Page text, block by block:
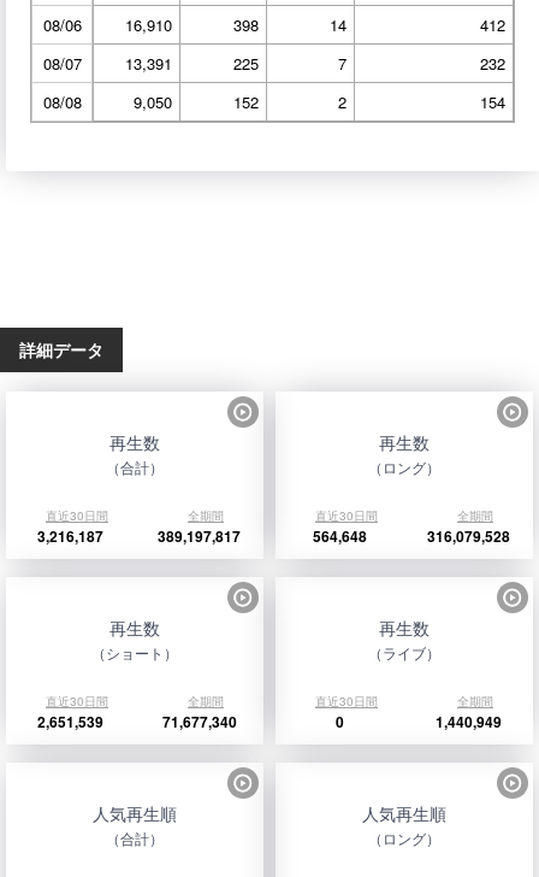
08/06
16,910 398 14
412
08/07
13,391 225 7
232
08/08
9,050 152 2 154
詳細データ
再生数
（合計）
直近30日間 全期間
3,216,187 389,197,817
再生数
（ロング）
直近30日間 全期間
564,648 316,079,528
再生数
（ショート）
直近30日間 全期間
2,651,539 71,677,340
再生数
（ライブ）
直近30日間 全期間
0 1,440,949
人気再生順
（合計）
人気再生順
（ロング）